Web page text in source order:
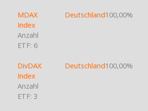
MDAX
Index
Anzahl
ETF: 6
Deutschland100,00%
DivDAX
Index
Anzahl
ETF: 3
Deutschland100,00%